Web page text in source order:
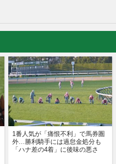
1番人気が「痛恨不利」で馬券圏
外…勝利騎手には過怠金処分も
「ハナ差の4着」に後味の悪さ